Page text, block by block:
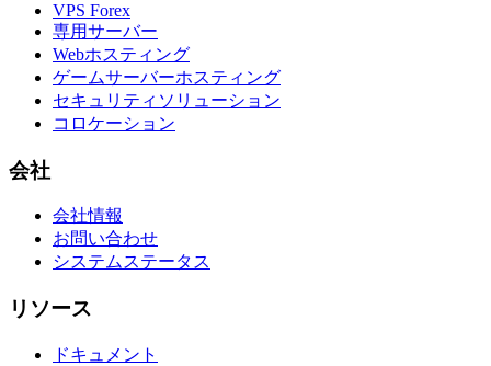
VPS Forex
専用サーバー
Webホスティング
ゲームサーバーホスティング
セキュリティソリューション
コロケーション
会社
会社情報
お問い合わせ
システムステータス
リソース
ドキュメント